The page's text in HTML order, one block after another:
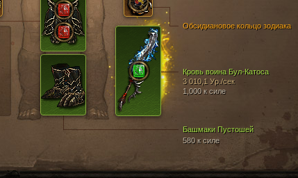
Башмаки Пустошей
580 к силе
Кровь воина Бул-Катоса
3 010,1 Ур./сек
1,000 к силе
Обсидиановое кольцо зодиака